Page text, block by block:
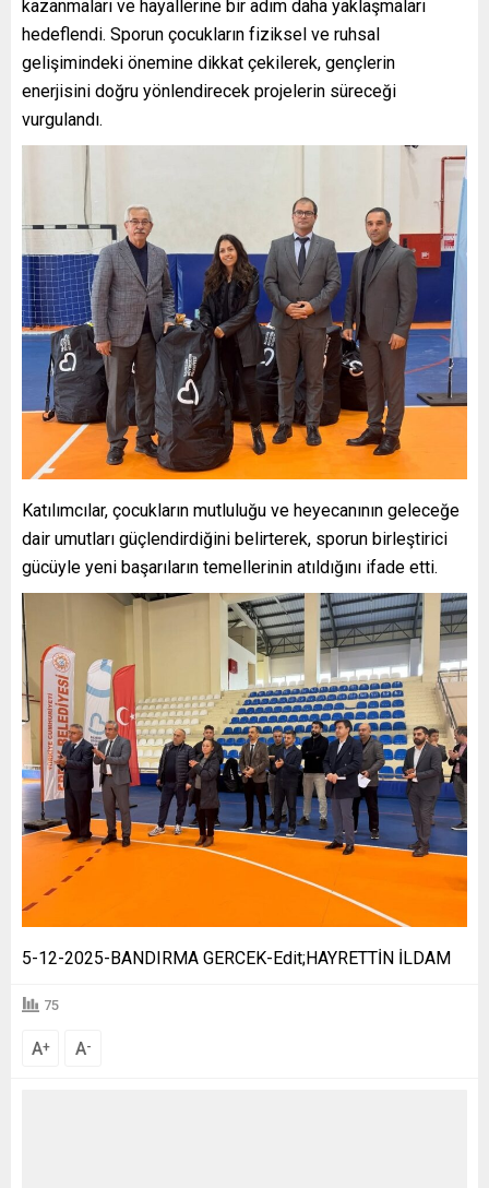
kazanmaları ve hayallerine bir adım daha yaklaşmaları
hedeflendi. Sporun çocukların fiziksel ve ruhsal
gelişimindeki önemine dikkat çekilerek, gençlerin
enerjisini doğru yönlendirecek projelerin süreceği
vurgulandı.
Katılımcılar, çocukların mutluluğu ve heyecanının geleceğe
dair umutları güçlendirdiğini belirterek, sporun birleştirici
gücüyle yeni başarıların temellerinin atıldığını ifade etti.
5-12-2025-BANDIRMA GERCEK-Edit;HAYRETTİN İLDAM
75
A+ A-